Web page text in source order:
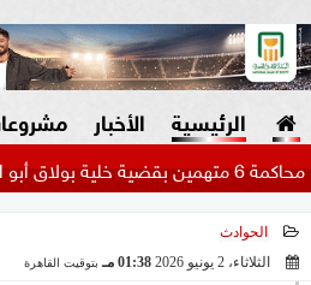
الرئيسية الأخبار
السياسة
الحوادث
الثلاثاء، 2 يونيو 2026
01:38 مـ بتوقيت القاهرة